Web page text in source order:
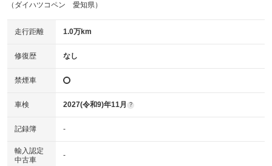
（ダイハツコペン 愛知県）
走行距離 1.0万km
修復歴 なし
禁煙車
車検 2027(令和9)年11月 ?
記録簿 -
輸入認定
中古車
-